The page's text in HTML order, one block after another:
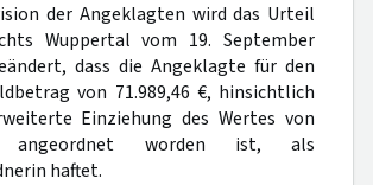
der Angeklagten wird das Urteil
Wuppertal vom 19. September
dass die Angeklagte für den
von 71.989,46 €, hinsichtlich
Einziehung des Wertes von
angeordnet worden ist, als
haftet.